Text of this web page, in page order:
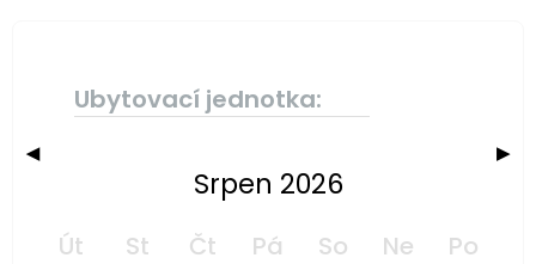
Ubytovací jednotka:
◀ ▶
Srpen 2026
Út St Čt Pá So Ne Po